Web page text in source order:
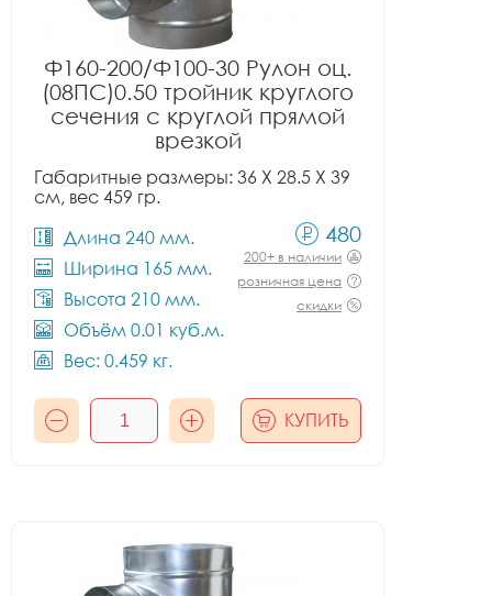
Ф160-200/Ф100-30 Рулон оц.
(08ПС)0.50 тройник круглого
сечения с круглой прямой
врезкой
Габаритные размеры: 36 X 28.5 X 39
см, вес 459 гр.
Длина 240 мм.
Ширина 165 мм.
Высота 210 мм.
Объём 0.01 куб.м.
Вес: 0.459 кг.
480
200+ в наличии
розничная цена
скидки
КУПИТЬ